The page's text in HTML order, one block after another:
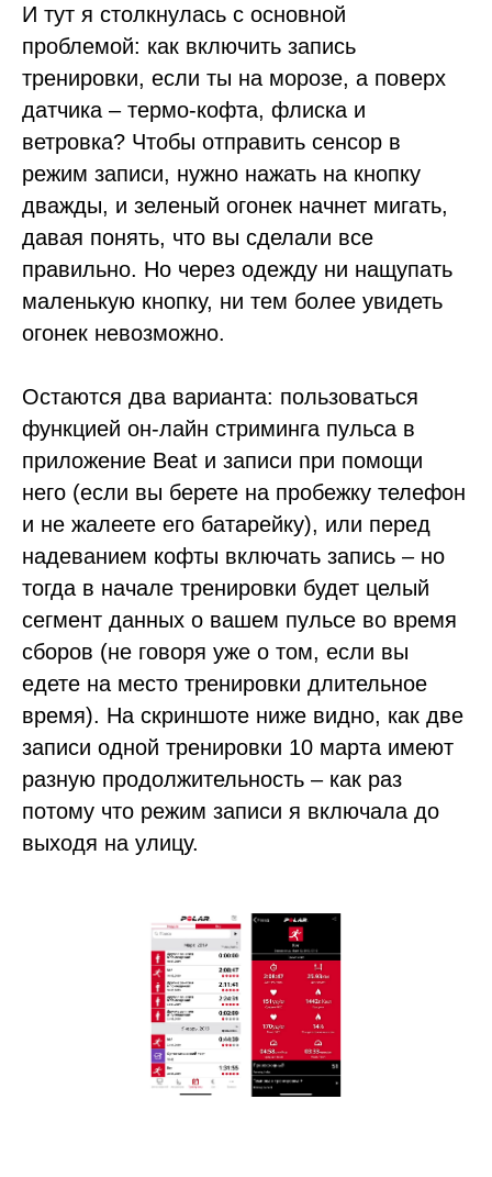
И тут я столкнулась с основной
проблемой: как включить запись
тренировки, если ты на морозе, а поверх
датчика – термо-кофта, флиска и
ветровка? Чтобы отправить сенсор в
режим записи, нужно нажать на кнопку
дважды, и зеленый огонек начнет мигать,
давая понять, что вы сделали все
правильно. Но через одежду ни нащупать
маленькую кнопку, ни тем более увидеть
огонек невозможно.
Остаются два варианта: пользоваться
функцией он-лайн cтриминга пульса в
приложение Beat и записи при помощи
него (если вы берете на пробежку телефон
и не жалеете его батарейку), или перед
надеванием кофты включать запиcь – но
тогда в начале тренировки будет целый
сегмент данных о вашем пульсе во время
сборов (не говоря уже о том, если вы
едете на место тренировки длительное
время). На скриншоте ниже видно, как две
записи одной тренировки 10 марта имеют
разную продолжительность – как раз
потому что режим записи я включала до
выходя на улицу.